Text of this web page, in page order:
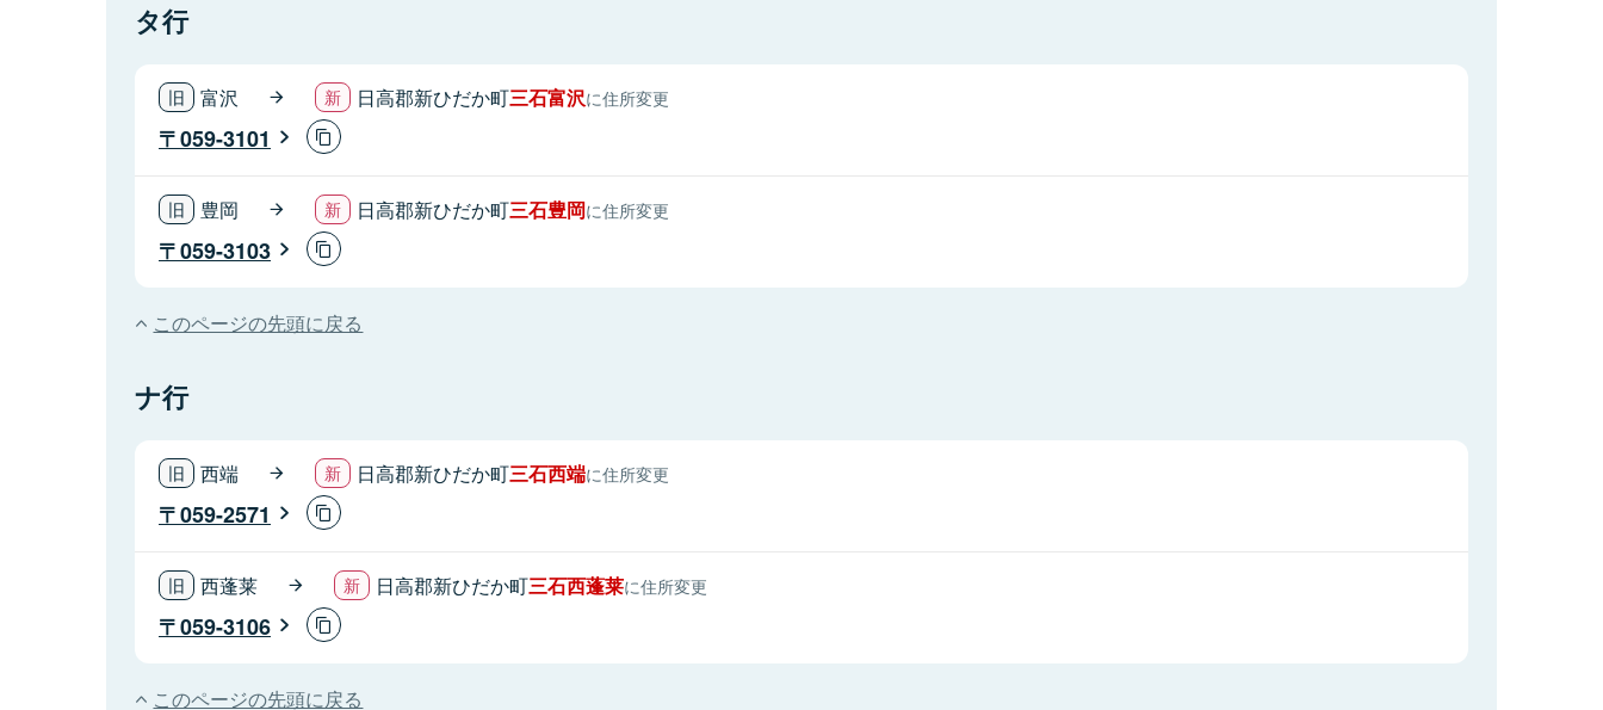
タ行
富沢 日高郡新ひだか町三石富沢に住所変更
059-3101
豊岡 日高郡新ひだか町三石豊岡に住所変更
059-3103
このページの先頭に戻る
ナ行
西端 日高郡新ひだか町三石西端に住所変更
059-2571
西蓬莱 日高郡新ひだか町三石西蓬莱に住所変更
059-3106
このページの先頭に戻る